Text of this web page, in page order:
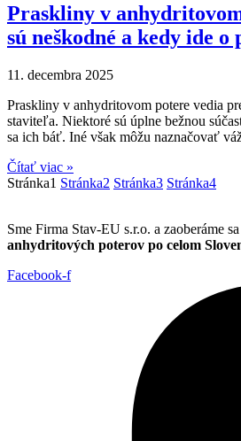
Praskliny v
sú neškodné a kedy ide o
11. decembra 2025
Praskliny v anhydritovom potere vedia
staviteľa. Niektoré sú úplne bežnou
sa ich báť. Iné však môžu naznačovať
Čítať viac »
Stránka1 Stránka2 Stránka3 Stránka4
Sme Firma Stav-EU s.r.o. a zaoberáme sa
anhydritových poterov po celom
Facebook-f